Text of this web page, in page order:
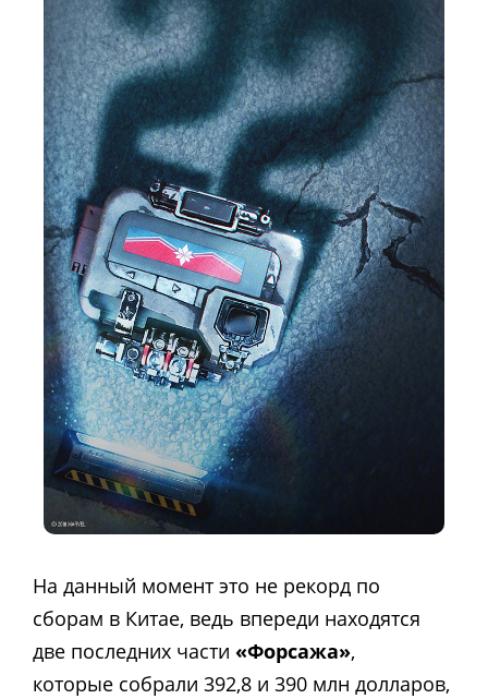
На данный момент это не рекорд по
сборам в Китае, ведь впереди находятся
две последних части «Форсажа»,
которые собрали 392,8 и 390 млн долларов,